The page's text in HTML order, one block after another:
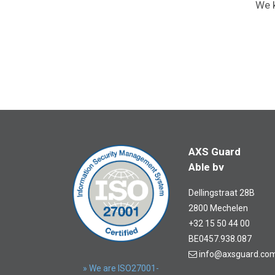
We
» We are ISO27001-
AXS Guard
Able bv
Dellingstraat 28B
2800 Mechelen
+32 15 50 44 00
BE0457.938.087